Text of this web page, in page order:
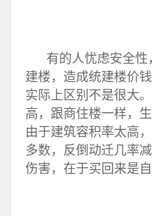
有的人忧虑安全性
建楼，造成统建楼价
实际上区别不是很大
高，跟商住楼一样，
由于建筑容积率太高
多数，反倒动迁几率
伤害，在于买回来是自